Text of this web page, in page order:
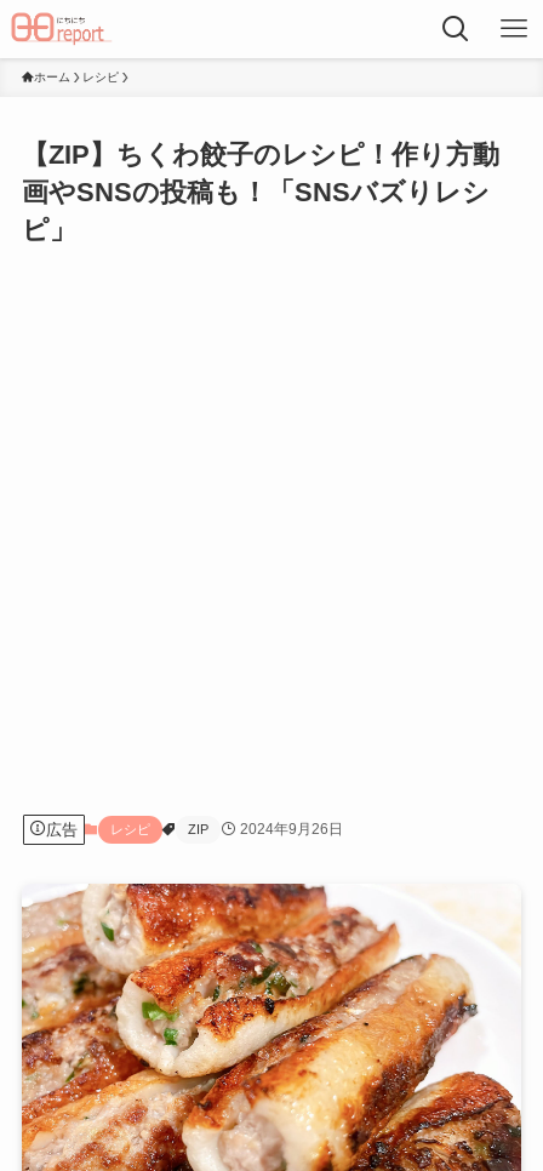
ホーム レシピ
【ZIP】ちくわ餃子のレシピ！作り方動
画やSNSの投稿も！「SNSバズりレシ
ピ」
広告 レシピ ZIP 2024年9月26日